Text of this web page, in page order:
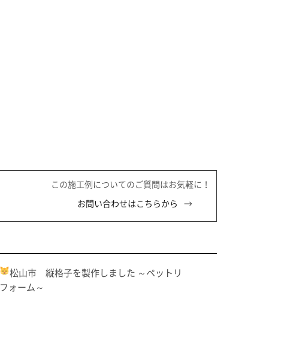
この施工例についてのご質問はお気軽に！
お問い合わせはこちらから
松山市 縦格子を製作しました ～ペットリ
フォーム～